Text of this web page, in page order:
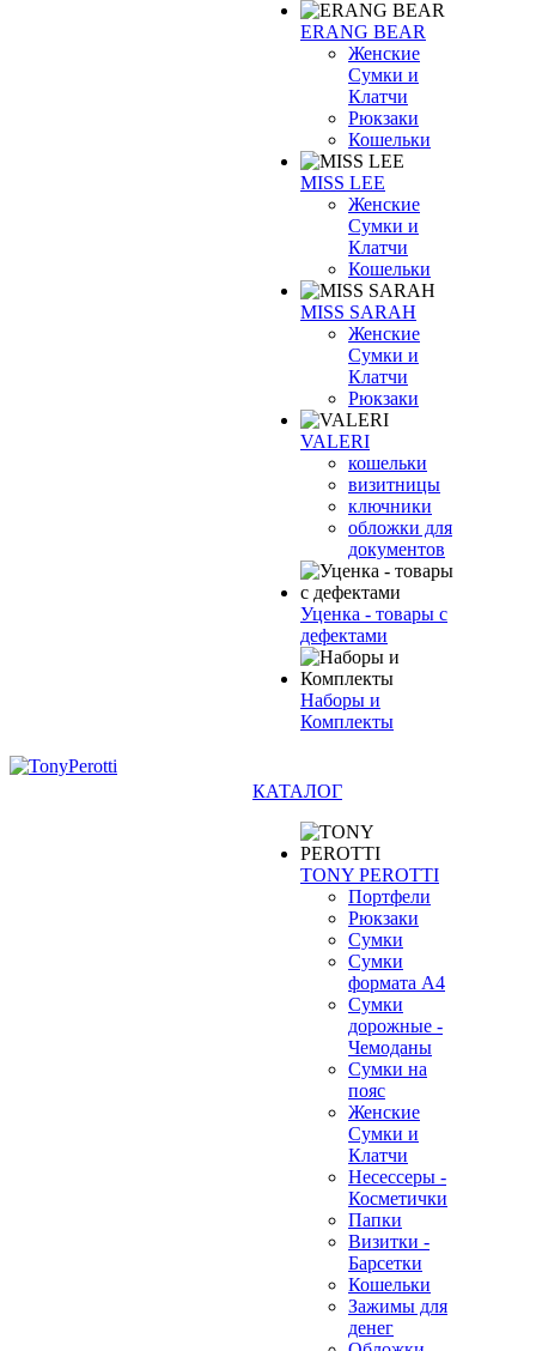
ERANG BEAR
Женские
Сумки и
Клатчи
Рюкзаки
Кошельки
MISS LEE
Женские
Сумки и
Клатчи
Кошельки
MISS SARAH
Женские
Сумки и
Клатчи
Рюкзаки
VALERI
кошельки
визитницы
ключники
обложки для
документов
Уценка - товары с
дефектами
Наборы и
Комплекты
КАТАЛОГ
TONY PEROTTI
Портфели
Рюкзаки
Сумки
Сумки
формата А4
Сумки
дорожные -
Чемоданы
Сумки на
пояс
Женские
Сумки и
Клатчи
Несессеры -
Косметички
Папки
Визитки -
Барсетки
Кошельки
Зажимы для
денег